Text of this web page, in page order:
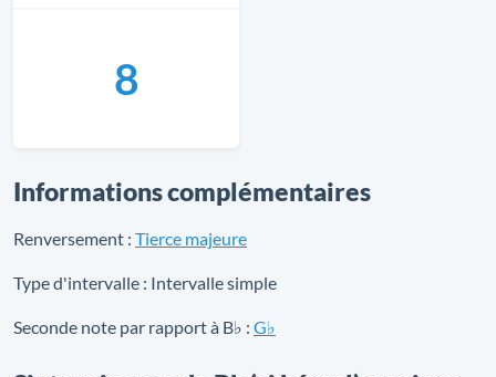
8
Informations complémentaires
Renversement : Tierce majeure
Type d'intervalle : Intervalle simple
Seconde note par rapport à B♭ : G♭